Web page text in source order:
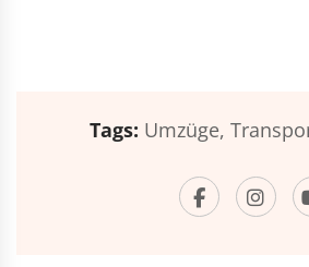
Tags: Umzüge,